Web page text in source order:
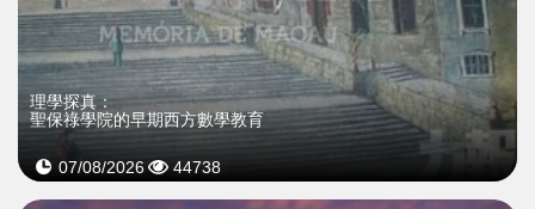
理學探真：
聖保祿學院的早期西方數學教育
07/08/2026 44738